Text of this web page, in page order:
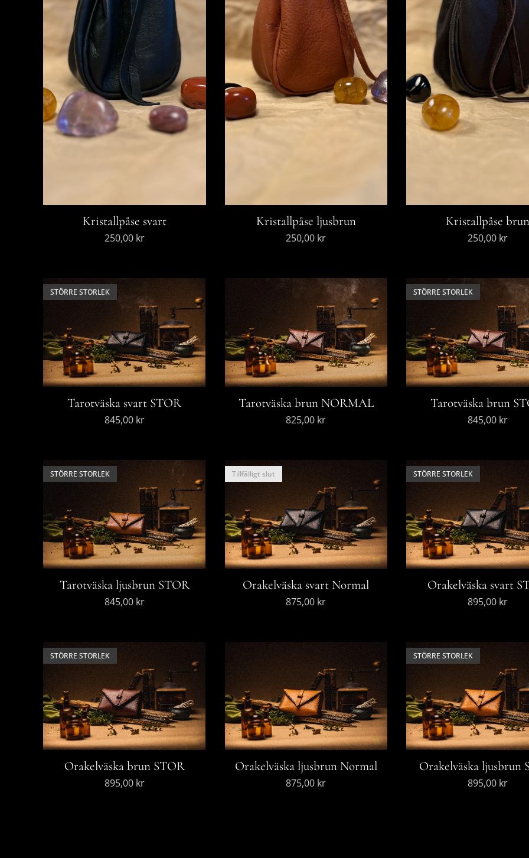
Kristallpåse svart
250,00kr
Kristallpåse ljusbrun
250,00 kr
Kristallpåse brun
250,00kr
Tarotväska svart STOR
STÖRRE STORLEK
845,00kr
Tarotväska brun NORMAL
825,00 kr
Tarotväska brun
STÖRRE STORLEK
845,00kr
Tarotväska ljusbrun STOR
STÖRRE STORLEK
845,00kr
Orakelväska svart Normal
Tillfälligt slut
875,00 kr
Orakelväska svart
STÖRRE STORLEK
895,00kr
Orakelväska brun STOR
STÖRRE STORLEK
895,00kr
Orakelväska ljusbrun Normal
875,00 kr
Orakelväska ljusbrun
STÖRRE STORLEK
895,00kr